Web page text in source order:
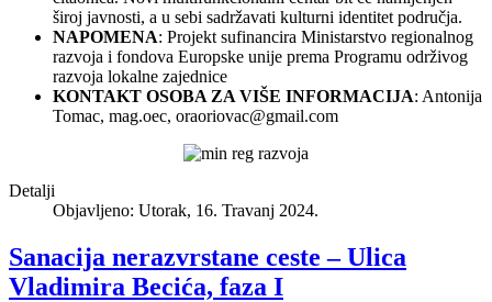
široj javnosti, a u sebi sadržavati kulturni identitet područja.
NAPOMENA: Projekt sufinancira Ministarstvo regionalnog
razvoja i fondova Europske unije prema Programu održivog
razvoja lokalne zajednice
KONTAKT OSOBA ZA VIŠE INFORMACIJA: Antonija
Tomac, mag.oec, oraoriovac@gmail.com
Detalji
Objavljeno: Utorak, 16. Travanj 2024.
Sanacija nerazvrstane ceste – Ulica
Vladimira Becića, faza I